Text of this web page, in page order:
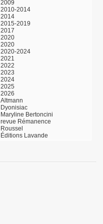
2009
2010-2014
2014
2015-2019
2017
2020
2020
2020-2024
2021
2022
2023
2024
2025
2026
Altmann
Dyonisiac
Maryline Bertoncini
revue Rémanence
Roussel
Éditions Lavande